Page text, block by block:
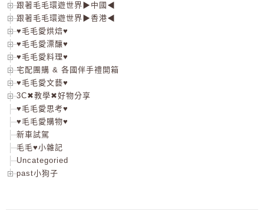
跟著毛毛環遊世界▶中國◀
跟著毛毛環遊世界▶香港◀
♥毛毛愛烘焙♥
♥毛毛愛漂釀♥
♥毛毛愛料理♥
宅配團購 & 各國伴手禮開箱
♥毛毛愛文藝♥
3C✖教學✖好物分享
♥毛毛愛思考♥
♥毛毛愛購物♥
新車試駕
毛毛♥小雜記
Uncategoried
past小狗子